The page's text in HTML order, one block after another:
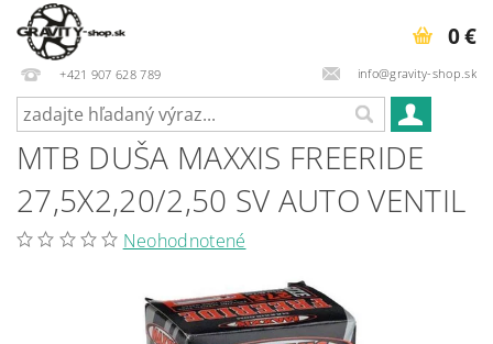
+421 907 628 789 info@gravity-shop.sk
0 €
MTB DUŠA MAXXIS FREERIDE
27,5X2,20/2,50 SV AUTO VENTIL
Neohodnotené